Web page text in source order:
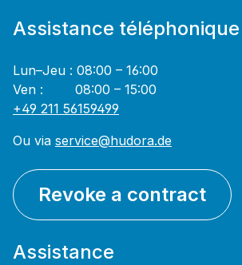
Assistance téléphonique
Lun–Jeu : 08:00 – 16:00
Ven : 08:00 – 15:00
+49 211 56159499
Ou via service@hudora.de
Revoke a contract
Assistance